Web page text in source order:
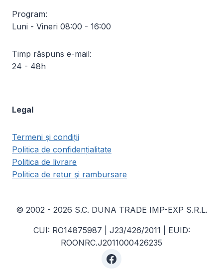
Program:
Luni - Vineri 08:00 - 16:00
Timp răspuns e-mail:
24 - 48h
Legal
Termeni și condiții
Politica de confidențialitate
Politica de livrare
Politica de retur și rambursare
© 2002 - 2026 S.C. DUNA TRADE IMP-EXP S.R.L.
CUI: RO14875987 | J23/426/2011 | EUID:
ROONRC.J2011000426235